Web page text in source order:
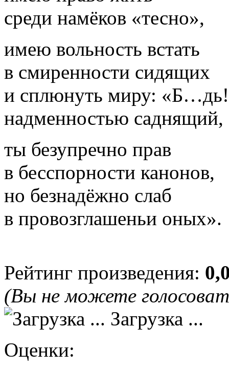
среди намёков «тесно»,
имею вольность встать
в смиренности сидящих
и сплюнуть миру: «Б…дь!
надменностью саднящий,
ты безупречно прав
в бесспорности канонов,
но безнадёжно слаб
в провозглашеньи оных».
Рейтинг произведения:
(Вы не можете
Загрузка ...
Оценки: